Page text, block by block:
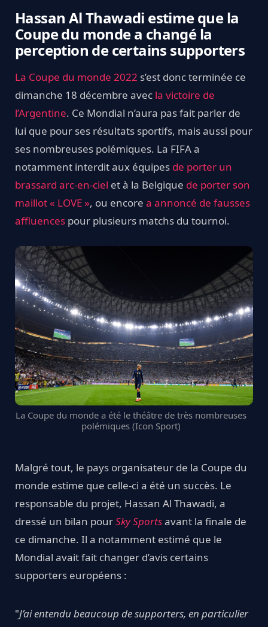
Hassan Al Thawadi estime que la
Coupe du monde a changé la
perception de certains supporters
La Coupe du monde 2022 s’est donc terminée ce
dimanche 18 décembre avec la victoire de
l’Argentine. Ce Mondial n’aura pas fait parler de
lui que pour ses résultats sportifs, mais aussi pour
ses nombreuses polémiques. La FIFA a
notamment interdit aux équipes de porter un
brassard arc-en-ciel et à la Belgique de porter son
maillot « LOVE », ou encore a annoncé de fausses
affluences pour plusieurs matchs du tournoi.
La Coupe du monde a été le théâtre de très nombreuses
polémiques (Icon Sport)
Malgré tout, le pays organisateur de la Coupe du
monde estime que celle-ci a été un succès. Le
responsable du projet, Hassan Al Thawadi, a
dressé un bilan pourSky Sportsavant la finale de
ce dimanche. Il a notamment estimé que le
Mondial avait fait changer d’avis certains
supporters européens :
"J’ai entendu beaucoup de supporters, en particulier